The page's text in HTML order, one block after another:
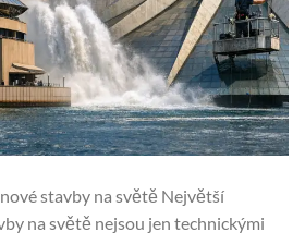
stavby na světě Největší
na světě nejsou jen technickými